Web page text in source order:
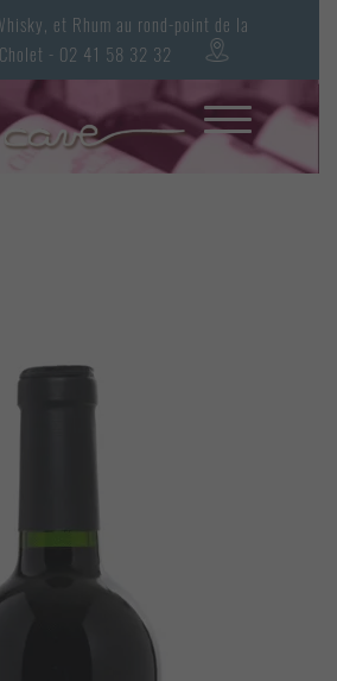
et Rhum au rond-point de la
Cholet - 02 41 58 32 32